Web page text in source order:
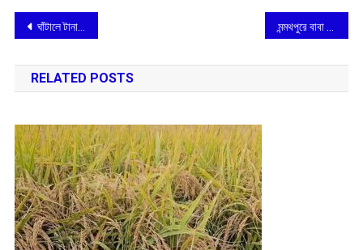
Post
navigation
ঘাঁটালে টানা বর্ষণে বন্যা দুর্গতদের পাশে ভারত সেবাশ্রম সঙ্ঘ
RELATED POSTS